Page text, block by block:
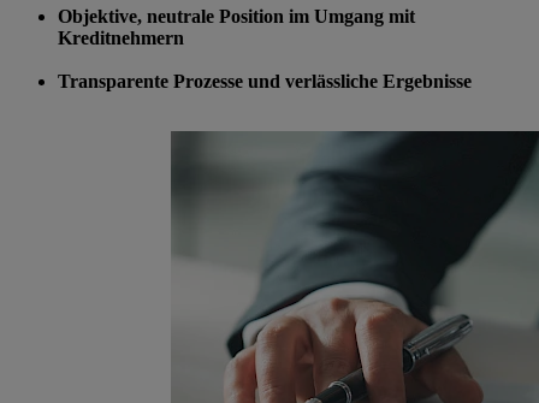
Objektive, neutrale Position im Umgang mit
Kreditnehmern
Transparente Prozesse und verlässliche Ergebnisse